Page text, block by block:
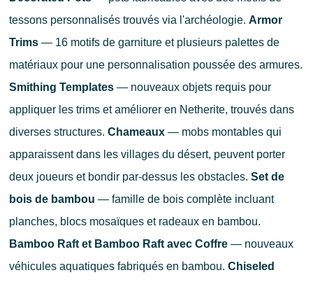
tessons personnalisés trouvés via l'archéologie. Armor
Trims— 16 motifs de garniture et plusieurs palettes de
matériaux pour une personnalisation poussée des armures.
Smithing Templates— nouveaux objets requis pour
appliquer les trims et améliorer en Netherite, trouvés dans
diverses structures. Chameaux— mobs montables qui
apparaissent dans les villages du désert, peuvent porter
deux joueurs et bondir par-dessus les obstacles. Set de
bois de bambou — famille de bois complète incluant
planches, blocs mosaïques et radeaux en bambou.
Bamboo Raft et Bamboo Raft avec Coffre— nouveaux
véhicules aquatiques fabriqués en bambou. Chiseled